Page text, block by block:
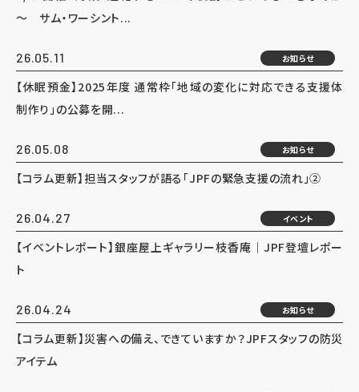
～ サム・ワーシント...
26.05.11 お知らせ
【休眠預金】2025年度 通常枠「地域の変化に対応できる支援体
制作り」の公募を開...
26.05.08 お知らせ
【コラム更新】担当スタッフが語る「JPFの緊急支援の流れ」②
26.04.27 イベント
【イベントレポート】銀座屋上ギャラリー枝香庵｜JPF登壇レポー
ト
26.04.24 お知らせ
【コラム更新】災害への備え、できていますか？JPFスタッフの防災
アイテム